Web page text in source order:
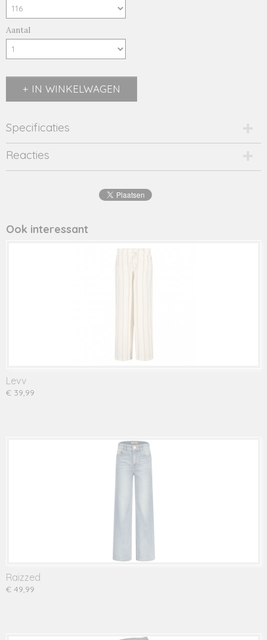
Aantal
IN WINKELWAGEN
Specificaties
Productcode
2499-14293
Productcode leverancier
Reacties
Ook interessant
Levv
€ 39,99
Raizzed
€ 49,99